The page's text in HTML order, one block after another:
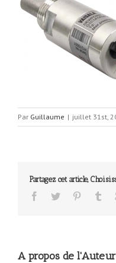
Par Guillaume | juillet 31st,
Partagez cet article,
A propos de